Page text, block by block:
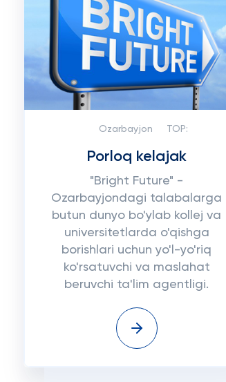
Ozarbayjon TOP:
Porloq kelajak
"Bright Future" -
Ozarbayjondagi talabalarga
butun dunyo bo'ylab kollej va
universitetlarda o'qishga
borishlari uchun yo'l-yo'riq
ko'rsatuvchi va maslahat
beruvchi ta'lim agentligi.